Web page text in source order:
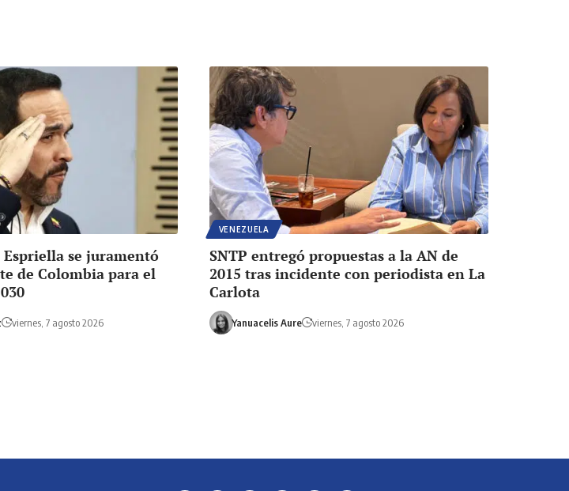
se juramentó
de Colombia para el
viernes, 7 agosto 2026
VENEZUELA
SNTP entregó propuestas a la AN de
2015 tras incidente con periodista en La
Carlota
Yanuacelis Aure viernes, 7 agosto 2026